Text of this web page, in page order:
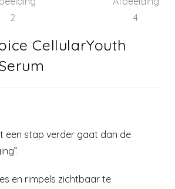
CellularYouth
een stap verder gaat dan de
en rimpels zichtbaar te